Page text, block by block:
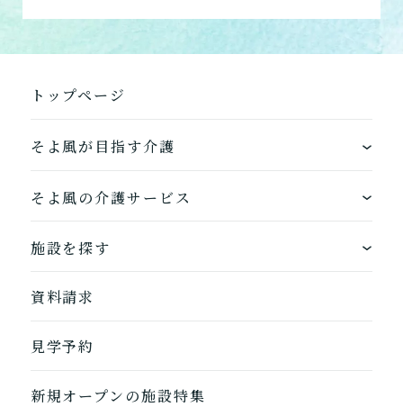
トップページ
そよ風が目指す介護
ワンストップサービス
できるを増やす介護サービス
お客様に選ばれるできたてのお食事
そよ風の介護サービス
ホームに入居する
自宅に来てもらう
施設を探す
地図から探す
自宅から通う/来てもらう
資料請求
見学予約
新規オープンの施設特集